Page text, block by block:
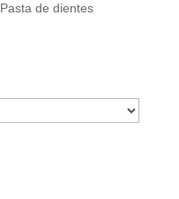
Pasta de dientes